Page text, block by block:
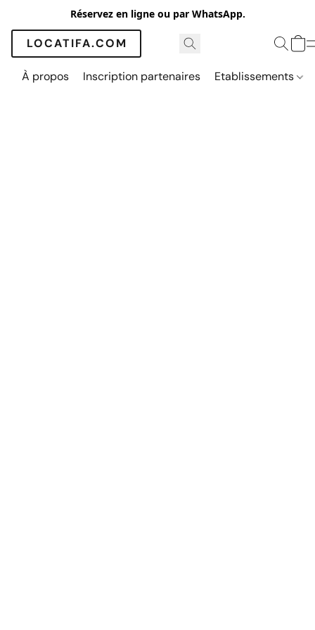
Réservez en ligne ou par WhatsApp.
LOCATIFA.COM
À propos Inscription partenaires Etablissements